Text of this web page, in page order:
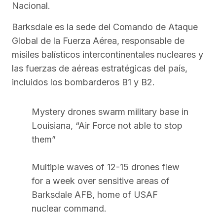
Nacional.
Barksdale es la sede del Comando de Ataque
Global de la Fuerza Aérea, responsable de
misiles balísticos intercontinentales nucleares y
las fuerzas de aéreas estratégicas del país,
incluidos los bombarderos B1 y B2.
Mystery drones swarm military base in
Louisiana, “Air Force not able to stop
them”
Multiple waves of 12-15 drones flew
for a week over sensitive areas of
Barksdale AFB, home of USAF
nuclear command.